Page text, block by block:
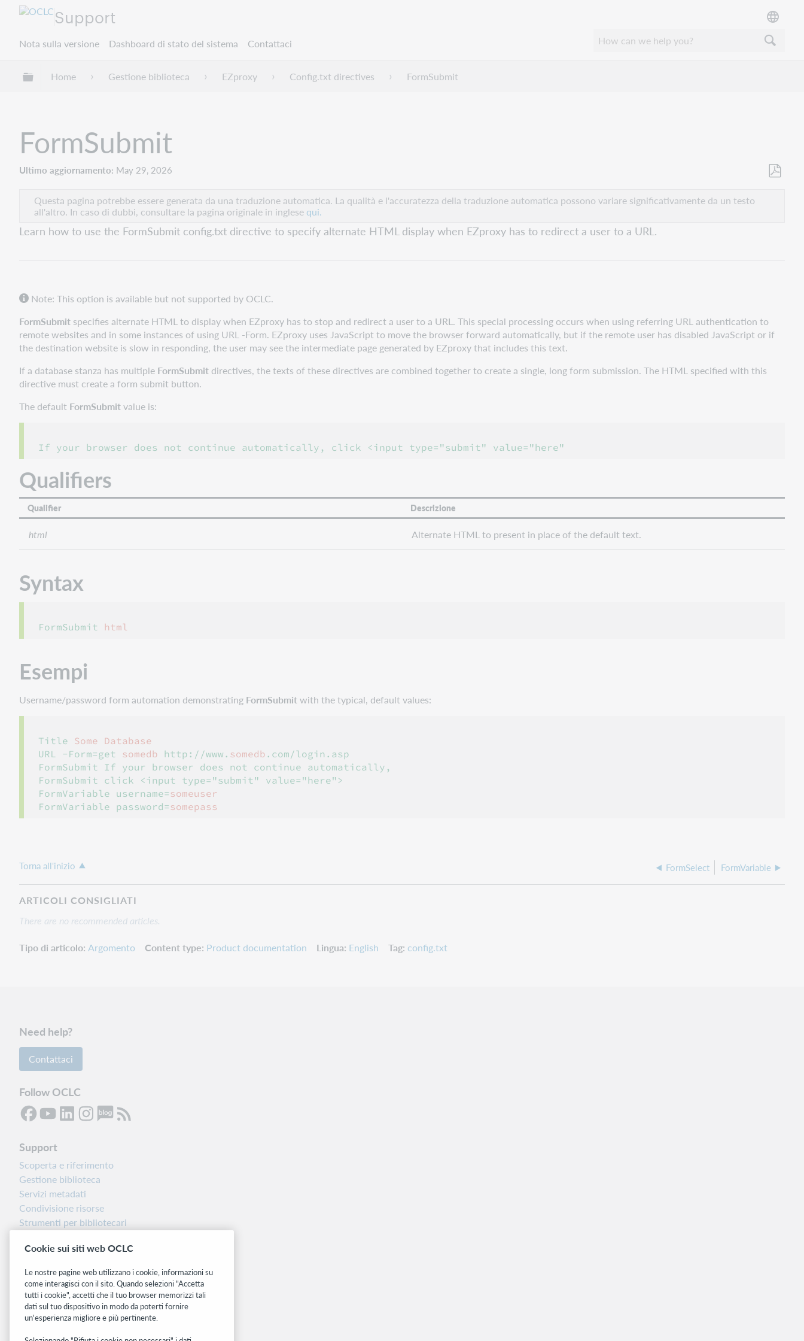
Support
Nota sulla versione Dashboard di stato del sistema Contattaci
Espandi/comprimi la gerarchia globale
Home Gestione biblioteca EZproxy Config.txt directives FormSubmit
FormSubmit
Ultimo aggiornamento May 29, 2026
Questa pagina potrebbe essere generata da una traduzione automatica. La qualità e l'accuratezza della traduzione automatica possono variare significativamente da un testo
all'altro. In caso di dubbi, consultare la pagina originale in inglese qui.
Learn how to use the FormSubmit config.txt directive to specify alternate HTML display when EZproxy has to redirect a user to a URL.
Note: This option is available but not supported by OCLC.
FormSubmit specifies alternate HTML to display when EZproxy has to stop and redirect a user to a URL. This special processing occurs when using referring URL authentication to
remote websites and in some instances of using URL -Form. EZproxy uses JavaScript to move the browser forward automatically, but if the remote user has disabled JavaScript or if
the destination website is slow in responding, the user may see the intermediate page generated by EZproxy that includes this text.
If a database stanza has multiple FormSubmit directives, the texts of these directives are combined together to create a single, long form submission. The HTML specified with this
directive must create a form submit button.
The default FormSubmitvalue is:
Qualifiers
Qualifier Descrizione
html Alternate HTML to present in place of the default text.
Syntax
FormSubmit html
Esempi
Username/password form automation demonstrating FormSubmitwith the typical, default values:
Title Some Database
URL -Form=get somedb http://www. somedb .com/login.asp
FormSubmit If your browser does not continue automatically,
FormSubmit click <input type="submit" value="here">
FormVariable username=someuser
FormVariable password=somepass
Torna all'inizio FormSelect FormVariable
ARTICOLI CONSIGLIATI
There are no recommended articles.
Tipo di articolo Argomento Content type Product documentation Lingua English Tag config.txt
Need help?
Contattaci
Follow OCLC
Support
Scoperta e riferimento
Gestione biblioteca
Servizi metadati
Condivisione risorse
Strumenti per bibliotecari
Dashboard di stato del sistema
Siti correlati
OCLC.org
BibFormats
Community
Cookie sui siti web OCLC
Le nostre pagine web utilizzano i cookie, informazioni su
come interagisci con il sito. Quando selezioni "Accetta
tutti i cookie", accetti che il tuo browser memorizzi tali
dati sul tuo dispositivo in modo da poterti fornire
un'esperienza migliore e più pertinente.